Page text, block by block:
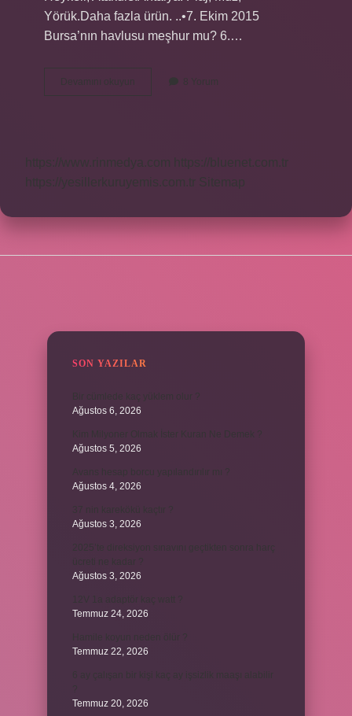
Yörük.Daha fazla ürün. ..•7. Ekim 2015
Bursa’nın havlusu meşhur mu? 6.…
Devamını okuyun
Ilin
8 Yorum
https://www.rinmedya.com
https://bluenet.com.tr
https://yesillerkuruyemis.com.tr Sitemap
SON YAZILAR
Ağustos 6, 2026
Ağustos 5, 2026
Ağustos 4, 2026
Ağustos 3, 2026
Ağustos 3, 2026
Temmuz 24, 2026
Temmuz 22, 2026
Temmuz 20, 2026